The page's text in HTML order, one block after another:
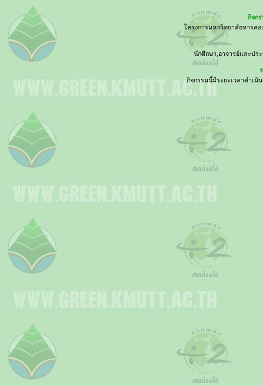
กิจก
โครงการมหาวิทยาลัยหารส
นักศึกษา,อาจารย์และปร
กิจกรรมนี้มีระยะเวลาดำเนิ